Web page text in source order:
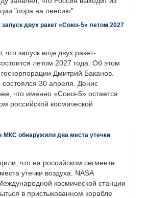
"пора на пенсию".
двух ракет «Союз-5» летом 2027
что запуск еще двух ракет-
летом 2027 года. Об этом
Дмитрий Баканов.
состоялся 30 апреля. Денис
что именно «Союз-5» остается
российской космической
МКС обнаружили два места утечки
что на российском сегменте
утечки воздуха. NASA
космической станции
в пристыкованном корабле